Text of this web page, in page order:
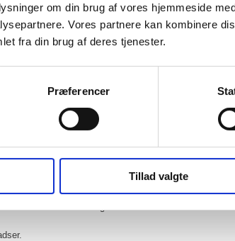
om din brug af vores hjemmeside
Vores partnere kan kombinere
fra din brug af deres tjenester.
Præferencer
Tillad valgte
og trailer.
er sat skilt med husnummer.
på Bavnehøjskolen.
Mulighed for at få egen p.plads. Der er venteliste du
og gæsteparkeringspladser.
Der skal betales for udgiften til skilt. Der kan max.